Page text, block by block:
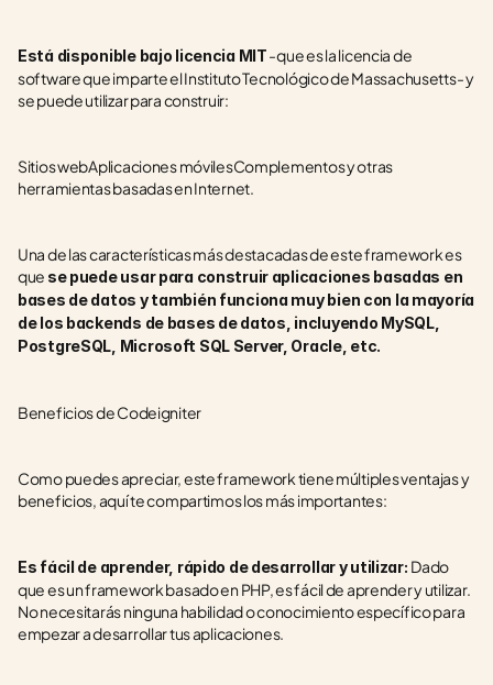
Está disponible bajo licencia MIT -que es la licencia de
software que imparte el Instituto Tecnológico de Massachusetts- y
se puede utilizar para construir:
Sitios webAplicaciones móvilesComplementos y otras
herramientas basadas en Internet.
Una de las características más destacadas de este framework es
que se puede usar para construir aplicaciones basadas en
bases de datos y también funciona muy bien con la mayoría
de los backends de bases de datos, incluyendo MySQL,
PostgreSQL, Microsoft SQL Server, Oracle, etc.
Beneficios de Codeigniter
Como puedes apreciar, este framework tiene múltiples ventajas y
beneficios, aquí te compartimos los más importantes:
Es fácil de aprender, rápido de desarrollar y utilizar: Dado
que es un framework basado en PHP, es fácil de aprender y utilizar.
No necesitarás ninguna habilidad o conocimiento específico para
empezar a desarrollar tus aplicaciones.